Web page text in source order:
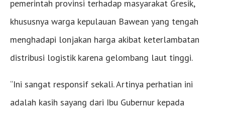
pemerintah provinsi terhadap masyarakat Gresik,
khususnya warga kepulauan Bawean yang tengah
menghadapi lonjakan harga akibat keterlambatan
distribusi logistik karena gelombang laut tinggi.
“Ini sangat responsif sekali. Artinya perhatian ini
adalah kasih sayang dari Ibu Gubernur kepada